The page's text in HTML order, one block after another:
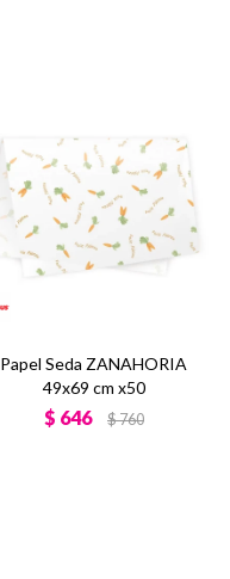
Papel Seda ZANAHORIA
49x69 cm x50
$ 646 $760